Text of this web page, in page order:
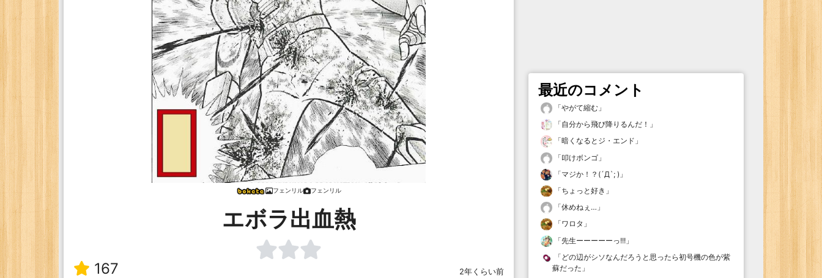
フェンリル フェンリル
エボラ出血熱
167 2年くらい前
最近のコメント
「やがて縮む 」
「自分から飛び降りるんだ！ 」
「暗くなるとジ・エンド 」
「叩けボンゴ 」
「マジか！？(´Д`; ) 」
「ちょっと好き 」
「休めねぇ… 」
「ワロタ 」
「先生ーーーーーっ!!! 」
「 どの辺がシソなんだろうと思ったら初号機の色が紫
蘇だった 」